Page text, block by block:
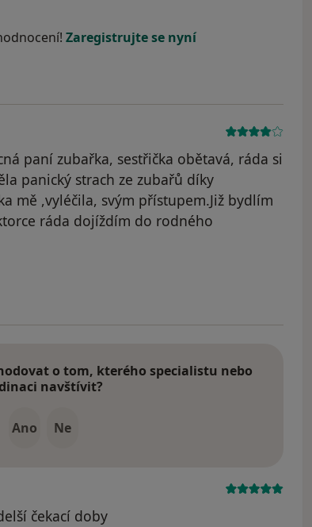
účet byl odstraněn
Zaregistrujte se nyní
paní zubařka, sestřička obětavá, ráda si
panický strach ze zubařů díky
mě ,vyléčila, svým přístupem.Již bydlím
ráda dojíždím do rodného
o tom, kterého specialistu nebo
navštívit?
Ano Ne
čekací doby